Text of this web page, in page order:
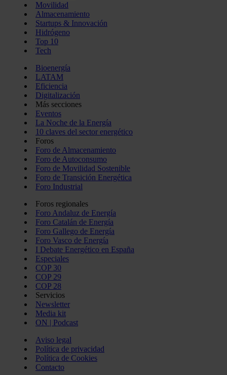
Movilidad
Almacenamiento
Startups & Innovación
Hidrógeno
Top 10
Tech
Bioenergía
LATAM
Eficiencia
Digitalización
Más secciones
Eventos
La Noche de la Energía
10 claves del sector energético
Foros
Foro de Almacenamiento
Foro de Autoconsumo
Foro de Movilidad Sostenible
Foro de Transición Energética
Foro Industrial
Foros regionales
Foro Andaluz de Energía
Foro Catalán de Energía
Foro Gallego de Energía
Foro Vasco de Energía
I Debate Energético en España
Especiales
COP 30
COP 29
COP 28
Servicios
Newsletter
Media kit
ON | Podcast
Aviso legal
Política de privacidad
Política de Cookies
Contacto